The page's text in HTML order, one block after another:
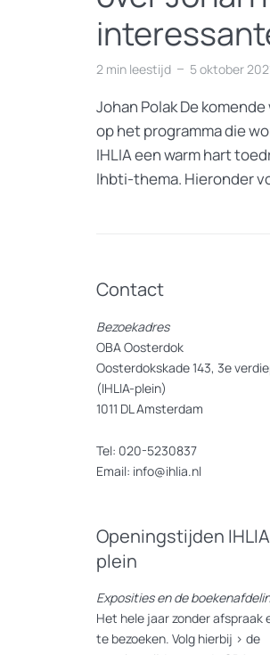
2 min leestijd 5 oktober
Johan Polak De
op het programma die
IHLIA een warm hart
lhbti-thema. Hieronder
Contact
Bezoekadres
OBA Oosterdok
Oosterdokskade 143, 3e
(IHLIA-plein)
1011 DL Amsterdam
Tel: 020-5230837
Email: info@ihlia.nl
Openingstijden
plein
Exposities en de
Het hele jaar zonder afspraak
te bezoeken. Volg hierbij > de